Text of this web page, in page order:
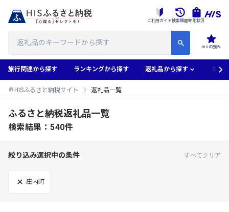
HISの強み
ご利用ガイド検索履歴寄附状況
旅行関連から探す ランキングから探す 返礼品から探す 地域
HISふるさと納税サイト 返礼品一覧
ふるさと納税返礼品一覧
検索結果：540件
絞り込み選択中の条件 すべてクリア
庄内町